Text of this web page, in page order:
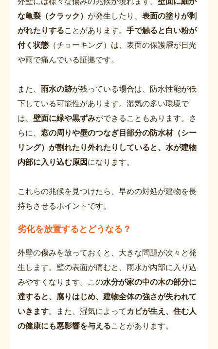
な亀裂（クラック） が発生したり、 表面の塗りが剥
がれたりすることがあります。 手で触ると白い粉が
付く状態 （チョーキング）は、表面の保護層が日光
や雨で痛んでいる証拠です。
また、 雨水の跡が残っている場合は、防水性能が低
下している可能性があります。湿気の多い環境で
は、 壁面に緑や黒ずみができることもあります。さ
らに、 窓の周りや壁のつなぎ目部分の防水材（シー
リング）が割れたり外れたりしていると、水が建物
内部に入り込む原因になります。
これらの兆候を見つけたら、早めの対処が建物を長
持ちさせるポイントです。
劣化を放置するとどうなる？
外壁の傷みを放っておくと、大きな問題が次々と発
生します。壁の表面が痛むと、雨水が内部に入り込
みやすくなります。この水分が家の中の木の部分に
達すると、腐りはじめ、建物全体の強さが失われて
いきます。また、湿気によって カビが生え、住む人
の健康にも悪影響を与えることがあります。